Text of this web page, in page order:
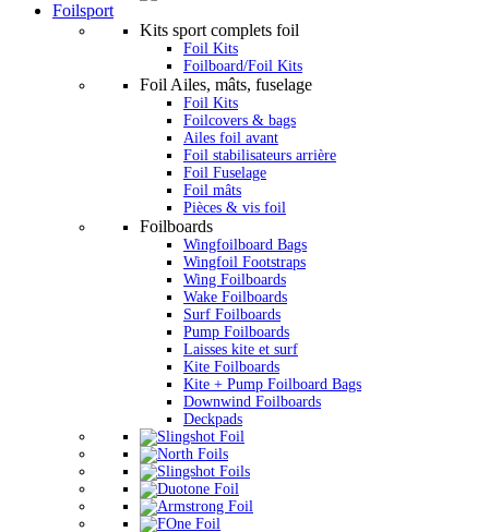
Foilsport
Kits sport complets foil
Foil Kits
Foilboard/Foil Kits
Foil Ailes, mâts, fuselage
Foil Kits
Foilcovers & bags
Ailes foil avant
Foil stabilisateurs arrière
Foil Fuselage
Foil mâts
Pièces & vis foil
Foilboards
Wingfoilboard Bags
Wingfoil Footstraps
Wing Foilboards
Wake Foilboards
Surf Foilboards
Pump Foilboards
Laisses kite et surf
Kite Foilboards
Kite + Pump Foilboard Bags
Downwind Foilboards
Deckpads